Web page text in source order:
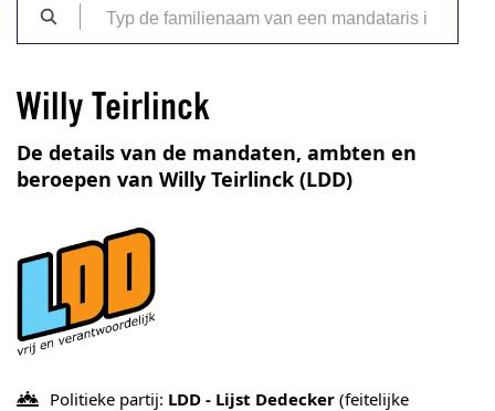
Willy Teirlinck
De details van de mandaten, ambten en
beroepen van Willy Teirlinck (LDD)
Politieke partij: LDD - Lijst Dedecker (feitelijke